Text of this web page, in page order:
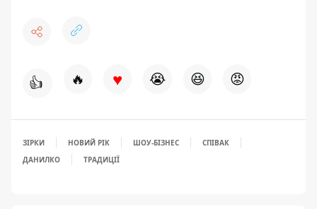
👍 🔥 ♥ 😭 😆 😡
ЗІРКИ НОВИЙ РІК ШОУ-БІЗНЕС
СПІВАК
ДАНИЛКО
ТРАДИЦІЇ